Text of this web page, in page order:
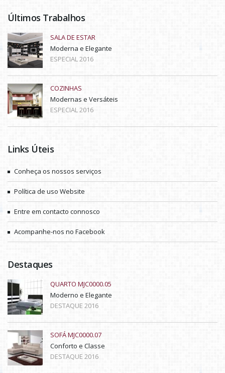
Últimos Trabalhos
SALA DE ESTAR
Moderna e Elegante
ESPECIAL 2016
COZINHAS
Modernas e Versáteis
ESPECIAL 2016
Links Úteis
Conheça os nossos serviços
Política de uso Website
Entre em contacto connosco
Acompanhe-nos no Facebook
Destaques
QUARTO MJC0000.05
Moderno e Elegante
DESTAQUE 2016
SOFÁ MJC0000.07
Conforto e Classe
DESTAQUE 2016